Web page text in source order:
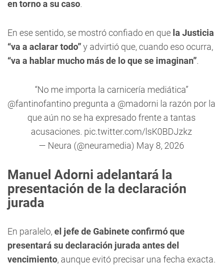
en torno a su caso.
En ese sentido, se mostró confiado en que la Justicia
“va a aclarar todo”y advirtió que, cuando eso ocurra,
“va a hablar mucho más de lo que se imaginan”.
“No me importa la carnicería mediática”
@fantinofantino pregunta a @madorni la razón por la
que aún no se ha expresado frente a tantas
acusaciones. pic.twitter.com/lsK0BDJzkz
— Neura (@neuramedia) May 8, 2026
Manuel Adorni adelantará la
presentación de la declaración
jurada
En paralelo,el jefe de Gabinete confirmó que
presentará su declaración jurada antes del
vencimiento, aunque evitó precisar una fecha exacta.